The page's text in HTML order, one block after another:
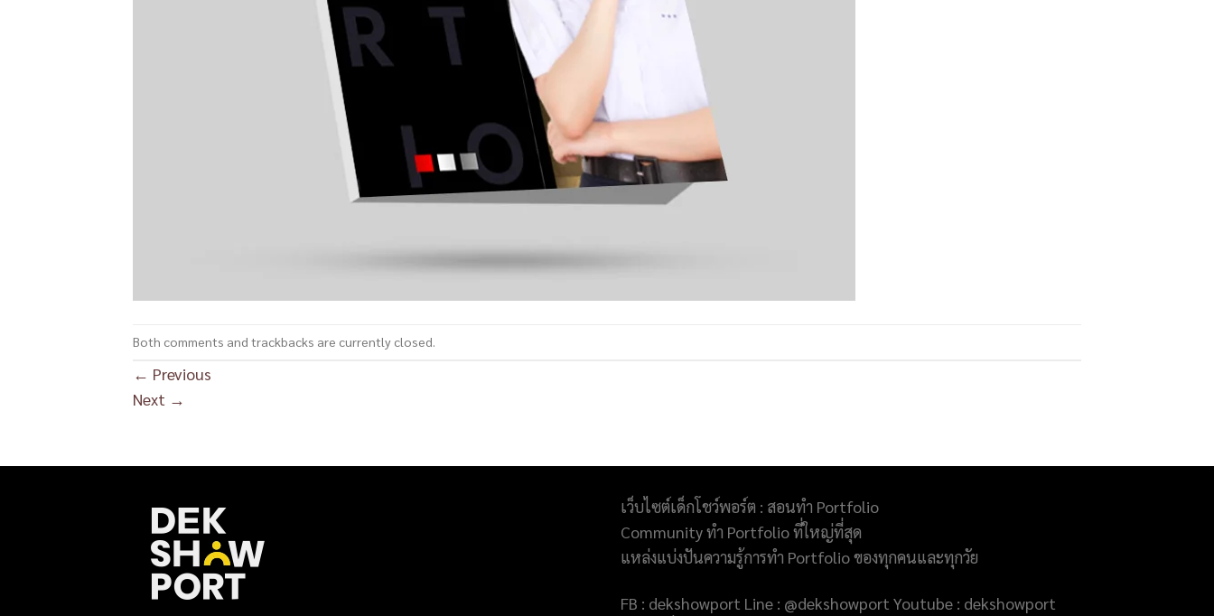
Both comments and trackbacks are currently closed.
← Previous
Next →
เว็บไซต์เด็กโชว์พอร์ต : สอนทำ Portfolio
Community ทำ Portfolio ที่ใหญ่ที่สุด
แหล่งแบ่งปันความรู้การทำ Portfolio ของทุกคนและทุกวัย
FB : dekshowport Line : @dekshowport Youtube : dekshowport